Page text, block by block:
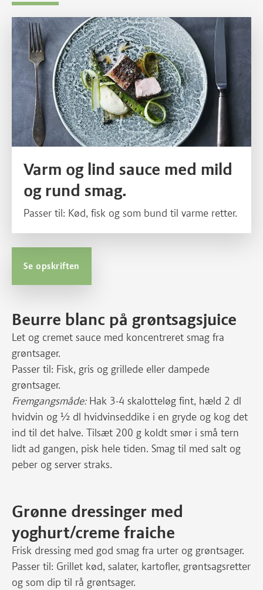
Varm og lind sauce med mild
og rund smag.
Passer til: Kød, fisk og som bund til varme retter.
Pocheret filet af gris i aromatisk rub med selleripure og asparges
Se opskriften
Beurre blanc på grøntsagsjuice
Let og cremet sauce med koncentreret smag fra
grøntsager.
Passer til: Fisk, gris og grillede eller dampede
grøntsager.
Fremgangsmåde:Hak 3-4 skalotteløg fint, hæld 2 dl
hvidvin og ½ dl hvidvinseddike i en gryde og kog det
ind til det halve. Tilsæt 200 g koldt smør i små tern
lidt ad gangen, pisk hele tiden. Smag til med salt og
peber og server straks.
Grønne dressinger med
yoghurt/creme fraiche
Frisk dressing med god smag fra urter og grøntsager.
Passer til: Grillet kød, salater, kartofler, grøntsagsretter
og som dip til rå grøntsager.